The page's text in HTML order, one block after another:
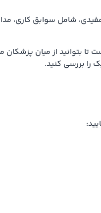
شامل سوابق کاری،
تا بتوانید از میان
را بررسی کنید.